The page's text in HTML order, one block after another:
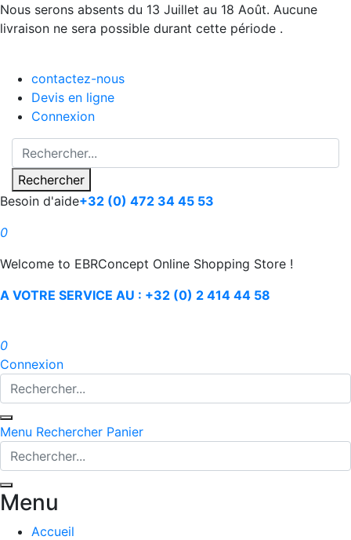
Nous serons absents du 13 Juillet au 18 Août. Aucune
livraison ne sera possible durant cette période .
contactez-nous
Devis en ligne
Connexion
Rechercher
Besoin d'aide+32 (0) 472 34 45 53
0
Welcome to EBRConcept Online Shopping Store !
A VOTRE SERVICE AU : +32 (0) 2 414 44 58
0
Connexion
Menu Rechercher Panier
Menu
Accueil